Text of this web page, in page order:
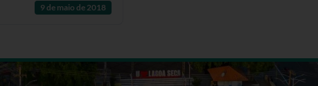
9 de maio de 2018